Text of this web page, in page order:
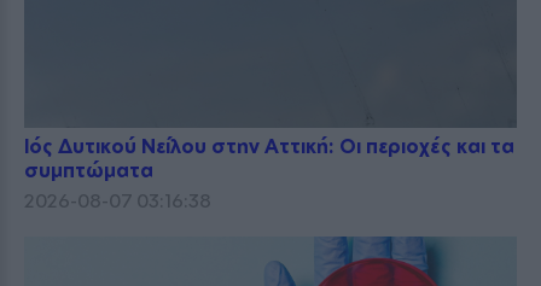
Ιός Δυτικού Νείλου στην Αττική: Οι περιοχές και τα
συμπτώματα
2026-08-07 03:16:38